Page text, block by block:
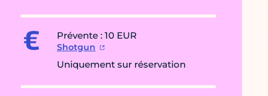
Prévente : 10 EUR
Shotgun
Uniquement sur réservation